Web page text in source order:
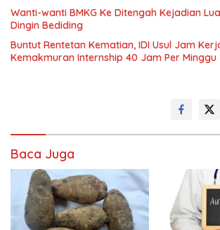
Wanti-wanti BMKG Ke Ditengah Kejadian
Dingin Bediding
Buntut Rentetan Kematian, IDI Usul Jam
Kemakmuran Internship 40 Jam Per Minggu
Baca Juga